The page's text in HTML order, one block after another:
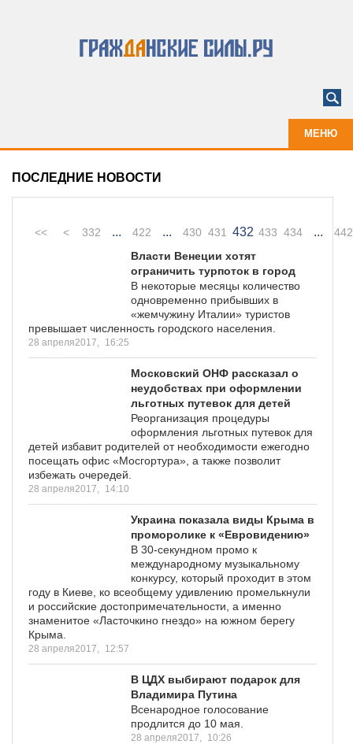
МЕНЮ
ПОСЛЕДНИЕ НОВОСТИ
<< < 332 ... 422 ... 430 431 432 433 434 ...
442
Власти Венеции хотят
ограничить турпоток в город
В некоторые месяцы количество
одновременно прибывших в
«жемчужину Италии» туристов
превышает численность городского населения.
28 апреля2017, 16:25
Московский ОНФ рассказал о
неудобствах при оформлении
льготных путевок для детей
Реорганизация процедуры
оформления льготных путевок для
детей избавит родителей от необходимости ежегодно
посещать офис «Мосгортура», а также позволит
избежать очередей.
28 апреля2017, 14:10
Украина показала виды Крыма в
проморолике к «Евровидению»
В 30-секундном промо к
международному музыкальному
конкурсу, который проходит в этом
году в Киеве, ко всеобщему удивлению промелькнули
и российские достопримечательности, а именно
знаменитое «Ласточкино гнездо» на южном берегу
Крыма.
28 апреля2017, 12:57
В ЦДХ выбирают подарок для
Владимира Путина
Всенародное голосование
продлится до 10 мая.
28 апреля2017, 10:26